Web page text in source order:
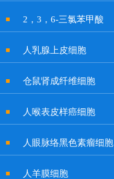
2，3，6-三氯苯甲酸
人乳腺上皮细胞
仓鼠肾成纤维细胞
人喉表皮样癌细胞
人眼脉络黑色素瘤细胞
人羊膜细胞